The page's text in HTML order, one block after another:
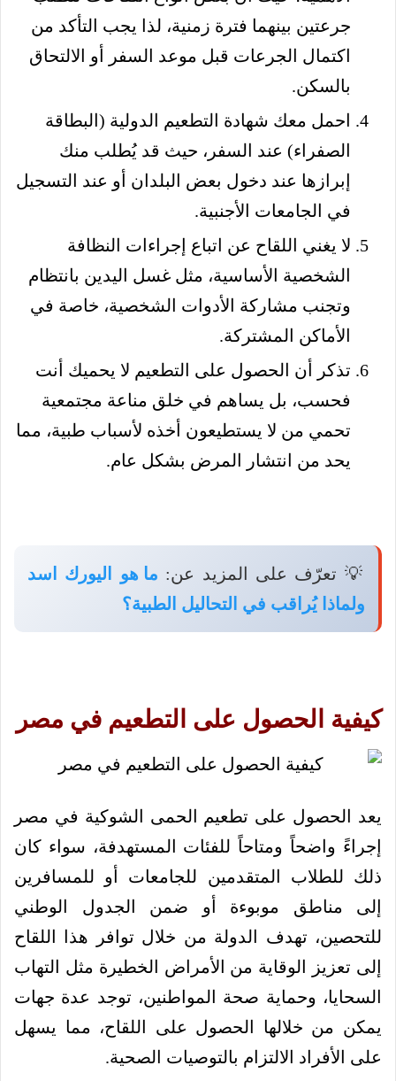
جرعتين بينهما فترة زمنية، لذا يجب التأكد من
اكتمال الجرعات قبل موعد السفر أو الالتحاق
بالسكن.
احمل معك شهادة التطعيم الدولية (البطاقة
الصفراء) عند السفر، حيث قد يُطلب منك
إبرازها عند دخول بعض البلدان أو عند التسجيل
في الجامعات الأجنبية.
لا يغني اللقاح عن اتباع إجراءات النظافة
الشخصية الأساسية، مثل غسل اليدين بانتظام
وتجنب مشاركة الأدوات الشخصية، خاصة في
الأماكن المشتركة.
تذكر أن الحصول على التطعيم لا يحميك أنت
فحسب، بل يساهم في خلق مناعة مجتمعية
تحمي من لا يستطيعون أخذه لأسباب طبية، مما
يحد من انتشار المرض بشكل عام.
💡 تعرّف على المزيد عن: ما هو اليورك اسد
ولماذا يُراقب في التحاليل الطبية؟
كيفية الحصول على التطعيم في مصر
يعد الحصول على تطعيم الحمى الشوكية في مصر
إجراءً واضحاً ومتاحاً للفئات المستهدفة، سواء كان
ذلك للطلاب المتقدمين للجامعات أو للمسافرين
إلى مناطق موبوءة أو ضمن الجدول الوطني
للتحصين، تهدف الدولة من خلال توافر هذا اللقاح
إلى تعزيز الوقاية من الأمراض الخطيرة مثل التهاب
السحايا، وحماية صحة المواطنين، توجد عدة جهات
يمكن من خلالها الحصول على اللقاح، مما يسهل
على الأفراد الالتزام بالتوصيات الصحية.